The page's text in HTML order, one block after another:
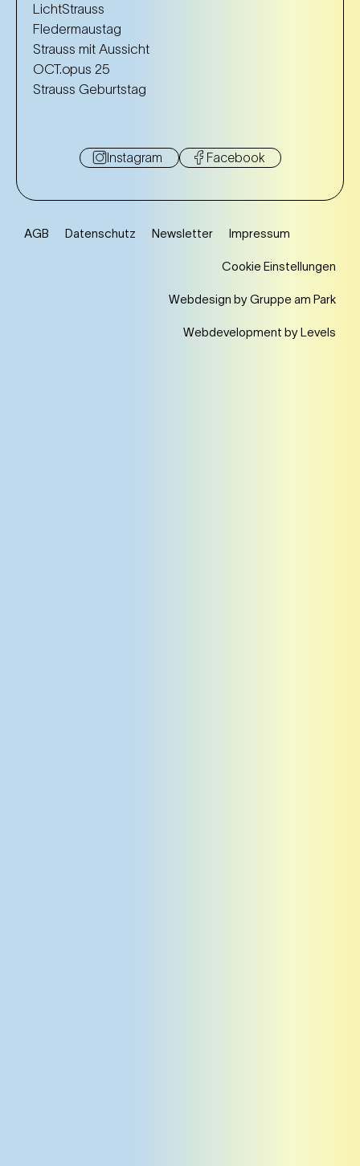
LichtStrauss
Fledermaustag
Strauss mit Aussicht
OCT.opus 25
Strauss Geburtstag
Instagram Facebook
AGB Datenschutz Newsletter Impressum
Cookie Einstellungen
Webdesign by Gruppe am Park
Webdevelopment by Levels